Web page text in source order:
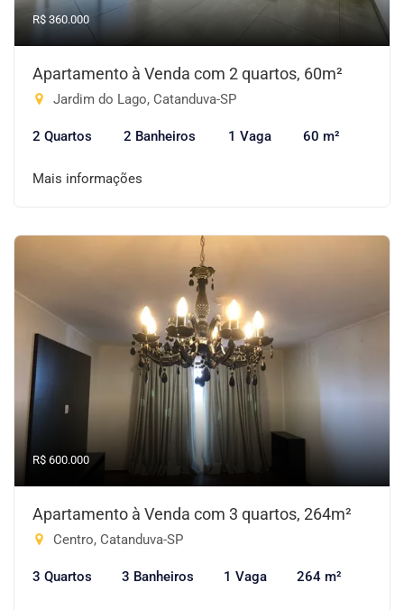
R$ 360.000
Apartamento à Venda com 2 quartos, 60m²
Jardim do Lago, Catanduva-SP
2 Quartos 2 Banheiros 1 Vaga 60 m²
Mais informações
R$ 600.000
Apartamento à Venda com 3 quartos, 264m²
Centro, Catanduva-SP
3 Quartos 3 Banheiros 1 Vaga 264 m²